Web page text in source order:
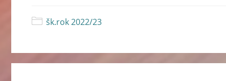
šk.rok 2022/23